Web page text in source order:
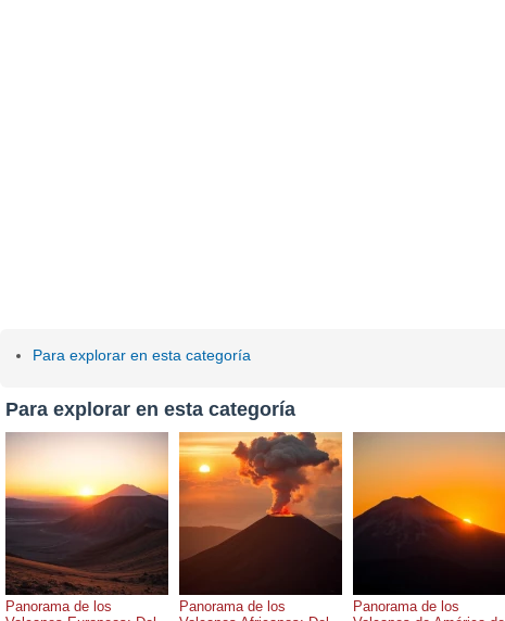
Para explorar en esta categoría
Para explorar en esta categoría
Panorama de los
Panorama de los
Panorama de los